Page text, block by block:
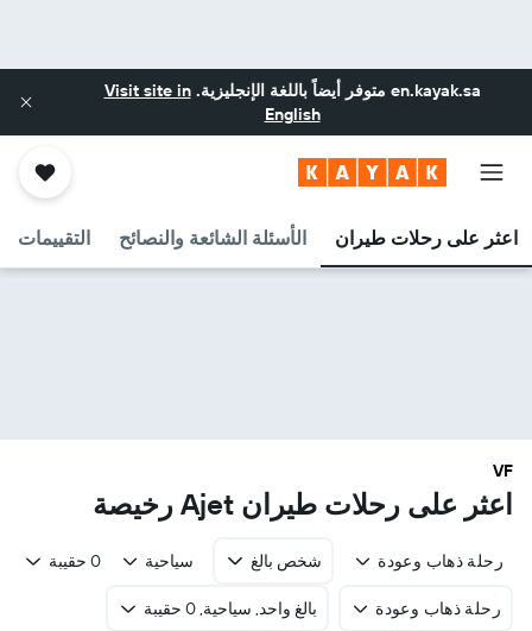
en.kayak.sa متوفر أيضاً باللغة الإنجليزية.Visit site in
English
اعثر على رحلات طيران الأسئلة الشائعة والنصائح التقييمات
VF
اعثر على رحلات طيران Ajet رخيصة
رحلة ذهاب وعودة شخص بالغ سياحية 0 حقيبة
رحلة ذهاب وعودة بالغ واحد, سياحية, 0 حقيبة